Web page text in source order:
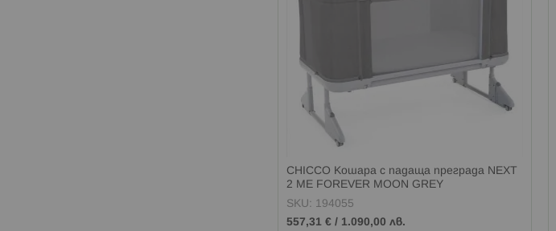
CHICCO Кошара с падаща преграда NEXT
2 ME FOREVER MOON GREY
SKU: 194055
557,31 € / 1.090,00 лв.